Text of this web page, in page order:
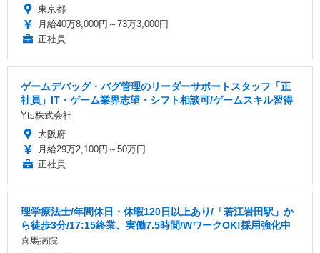
東京都
月給40万8,000円～73万3,000円
正社員
ゲームデバッグ・バグ管理のリーダーサポートスタッフ「正
社員」IT・ゲーム業界志望・シフト相談可/ゲームスキル習得
Yts株式会社
大阪府
月給29万2,100円～50万円
正社員
理学療法士/年間休日・休暇120日以上あり/「若江岩田駅」か
ら徒歩3分/17:15終業、実働7.5時間/WワークOK!採用強化中
喜馬病院